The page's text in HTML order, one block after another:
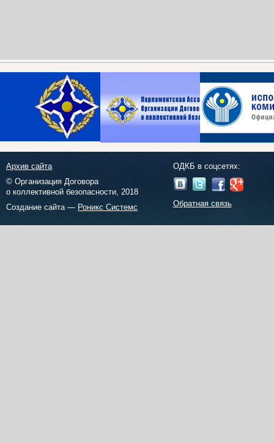
Архив сайта
© Организация Договора
о коллективной безопасности, 2018
Создание сайта — Роникс Системс
ОДКБ в соцсетях:
Обратная связь